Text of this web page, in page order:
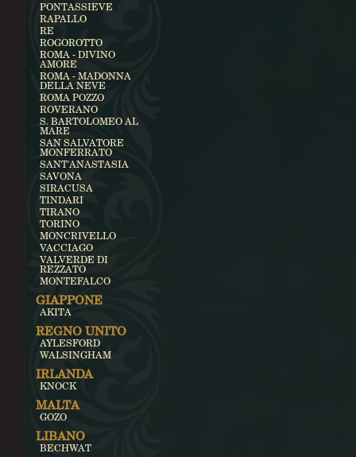
PONTASSIEVE
RAPALLO
RE
ROGOROTTO
ROMA - DIVINO
AMORE
ROMA - MADONNA
DELLA NEVE
ROMA POZZO
ROVERANO
S. BARTOLOMEO AL
MARE
SAN SALVATORE
MONFERRATO
SANT'ANASTASIA
SAVONA
SIRACUSA
TINDARI
TIRANO
TORINO
MONCRIVELLO
VACCIAGO
VALVERDE DI
REZZATO
MONTEFALCO
GIAPPONE
AKITA
REGNO UNITO
AYLESFORD
WALSINGHAM
IRLANDA
KNOCK
MALTA
GOZO
LIBANO
BECHWAT